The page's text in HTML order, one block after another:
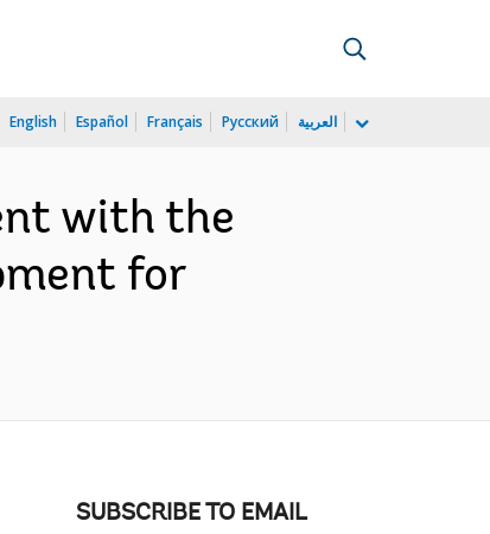
English Español Français Русский العربية
with the
for
SUBSCRIBE TO EMAIL